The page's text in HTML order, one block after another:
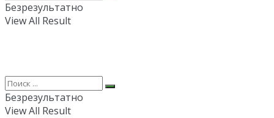
Безрезультатно
View All Result
Безрезультатно
View All Result